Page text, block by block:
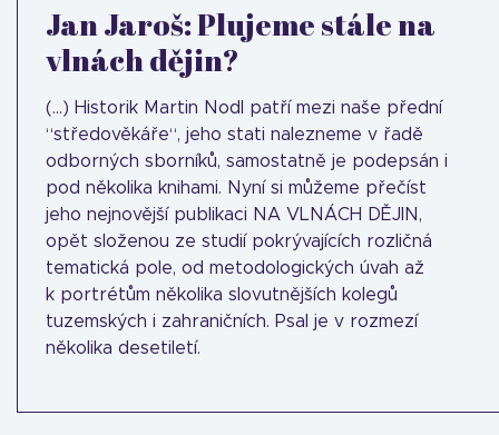
Jan Jaroš: Plujeme stále na
vlnách dějin?
(...) Historik Martin Nodl patří mezi naše přední
“středověkáře“, jeho stati nalezneme v řadě
odborných sborníků, samostatně je podepsán i
pod několika knihami. Nyní si můžeme přečíst
jeho nejnovější publikaci NA VLNÁCH DĚJIN,
opět složenou ze studií pokrývajících rozličná
tematická pole, od metodologických úvah až
k portrétům několika slovutnějších kolegů
tuzemských i zahraničních. Psal je v rozmezí
několika desetiletí.